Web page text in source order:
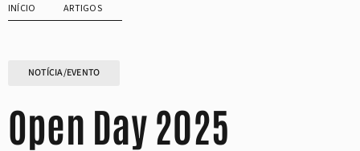
INÍCIO ARTIGOS
NOTÍCIA/EVENTO
Open Day 2025